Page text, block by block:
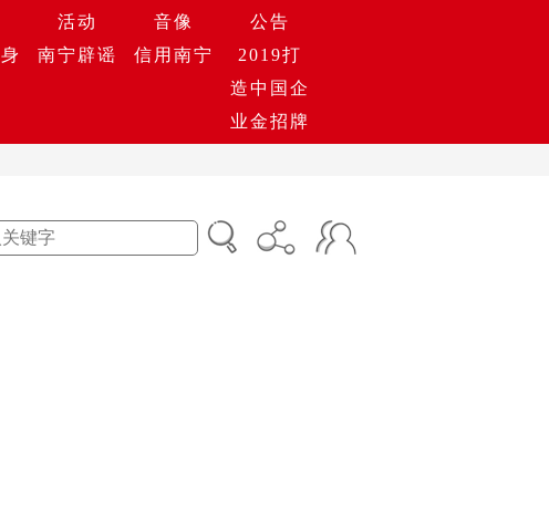
活动 音像
公告
南宁辟谣 信用南宁
2019打
造中国企
业金招牌